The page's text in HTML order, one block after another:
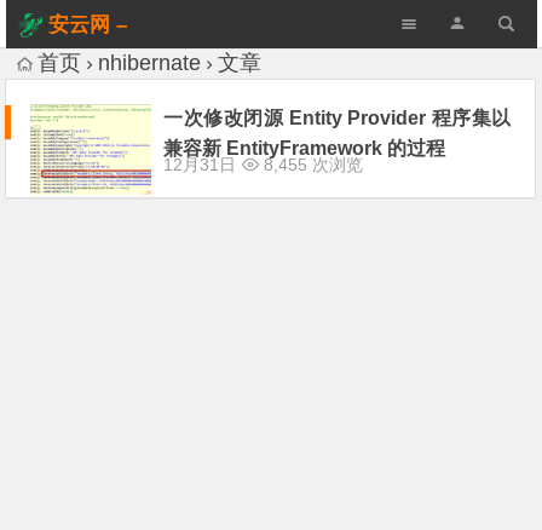
安云网 –
AnYun.ORG
首页 nhibernate 文章
一次修改闭源 Entity Provider 程序集以
兼容新 EntityFramework 的过程
12月31日 8,455 次浏览